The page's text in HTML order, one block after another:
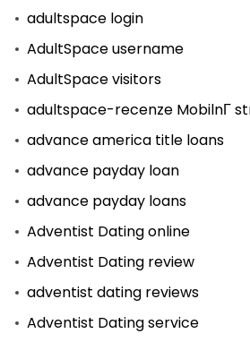
adultspace login
AdultSpace username
AdultSpace visitors
adultspace-recenze MobilnГ­
advance america title loans
advance payday loan
advance payday loans
Adventist Dating online
Adventist Dating review
adventist dating reviews
Adventist Dating service